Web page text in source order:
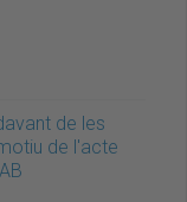
de les
de l'acte